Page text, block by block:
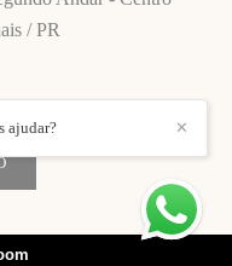
/ PR
✕
ajudar?